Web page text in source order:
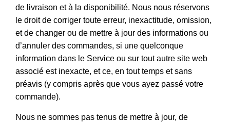
de livraison et à la disponibilité. Nous nous réservons
le droit de corriger toute erreur, inexactitude, omission,
et de changer ou de mettre à jour des informations ou
d’annuler des commandes, si une quelconque
information dans le Service ou sur tout autre site web
associé est inexacte, et ce, en tout temps et sans
préavis (y compris après que vous ayez passé votre
commande).
Nous ne sommes pas tenus de mettre à jour, de